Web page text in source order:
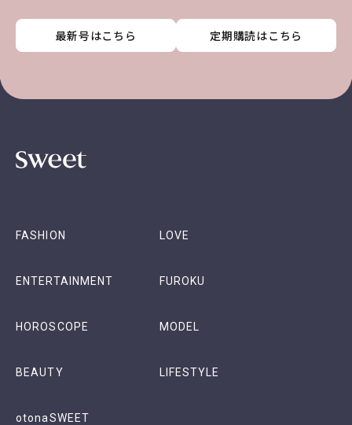
最新号はこちら 定期購読はこちら
最新号はこちら 定期購読はこちら
最新号はこちら 定期購読はこちら
最新号はこちら 定期購読はこちら
FASHION LOVE
ENTERTAINMENT FUROKU
HOROSCOPE MODEL
BEAUTY LIFESTYLE
otonaSWEET